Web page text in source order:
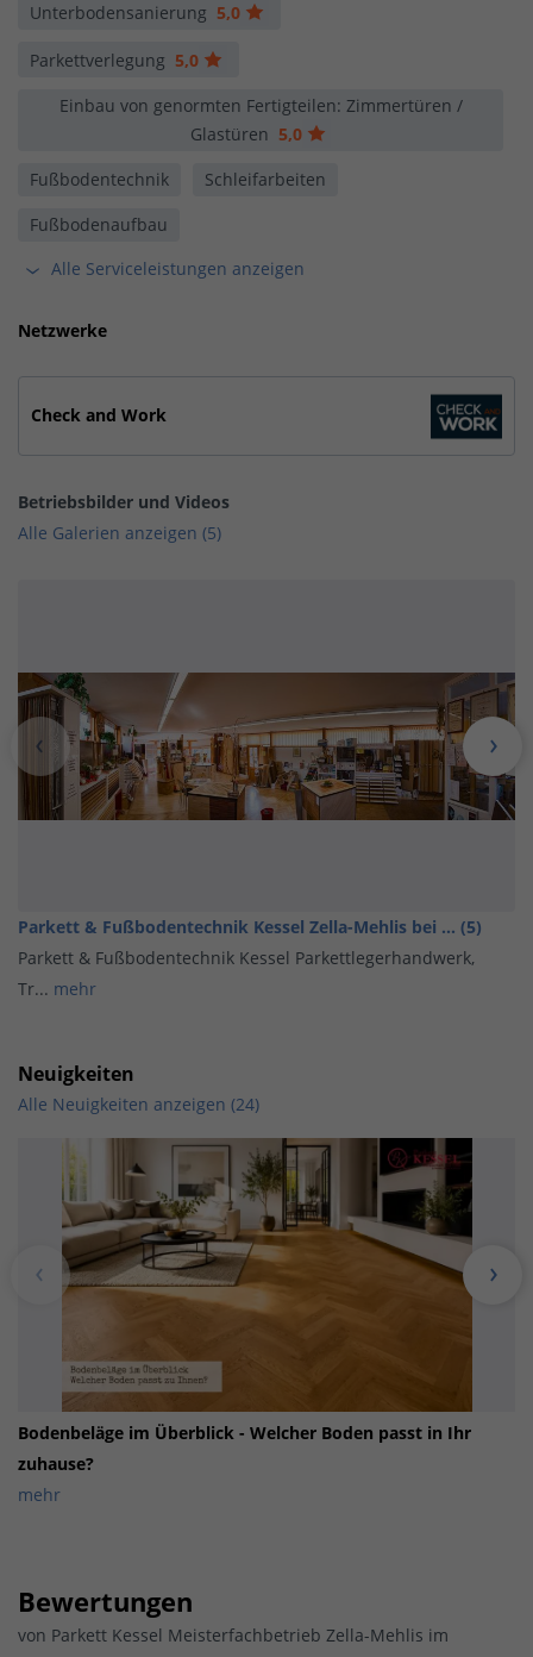
Unterbodensanierung 5,0
Parkettverlegung 5,0
Einbau von genormten Fertigteilen: Zimmertüren /
Glastüren 5,0
Fußbodentechnik
Schleifarbeiten
Fußbodenaufbau
Alle Serviceleistungen anzeigen
Netzwerke
Check and Work
Betriebsbilder und Videos
Alle Galerien anzeigen (5)
Parkett & Fußbodentechnik Kessel Zella-Mehlis bei ... (5)
Parkett & Fußbodentechnik Kessel Parkettlegerhandwerk,
Tr... mehr
Neuigkeiten
Alle Neuigkeiten anzeigen (24)
Bodenbeläge im Überblick - Welcher Boden passt in Ihr
zuhause?
mehr
Bewertungen
von Parkett Kessel Meisterfachbetrieb Zella-Mehlis im